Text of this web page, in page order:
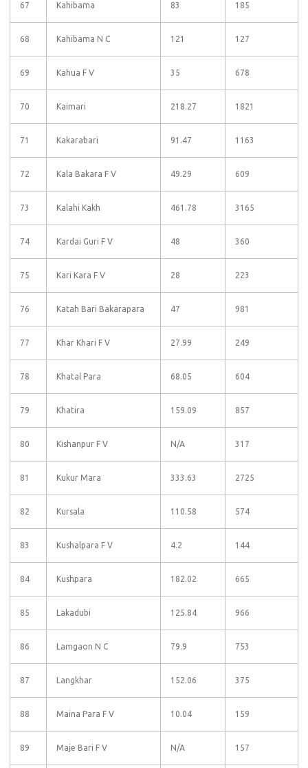
67 Kahibama 83 185
68 Kahibama N C 121 127
69 Kahua F V 35 678
70 Kaimari 218.27 1821
71 Kakarabari 91.47 1163
72 Kala Bakara F V 49.29 609
73 Kalahi Kakh 461.78 3165
74 Kardai Guri F V 48 360
75 Kari Kara F V 28 223
76 Katah Bari Bakarapara 47 981
77 Khar Khari F V 27.99 249
78 Khatal Para 68.05 604
79 Khatira 159.09 857
80 Kishanpur F V N/A 317
81 Kukur Mara 333.63 2725
82 Kursala 110.58 574
83 Kushalpara F V 4.2 144
84 Kushpara 182.02 665
85 Lakadubi 125.84 966
86 Lamgaon N C 79.9 753
87 Langkhar 152.06 375
88 Maina Para F V 10.04 159
89 Maje Bari F V N/A 157